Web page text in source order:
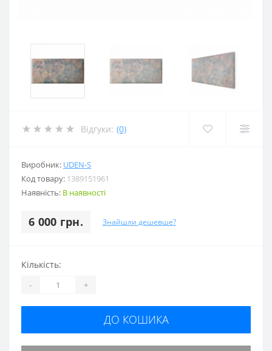
Відгуки: (0)
Виробник: UDEN-S
Код товару: 1389151961
Наявність: В наявності
6 000 грн. Знайшли дешевше?
Кількість:
- +
ДО КОШИКА